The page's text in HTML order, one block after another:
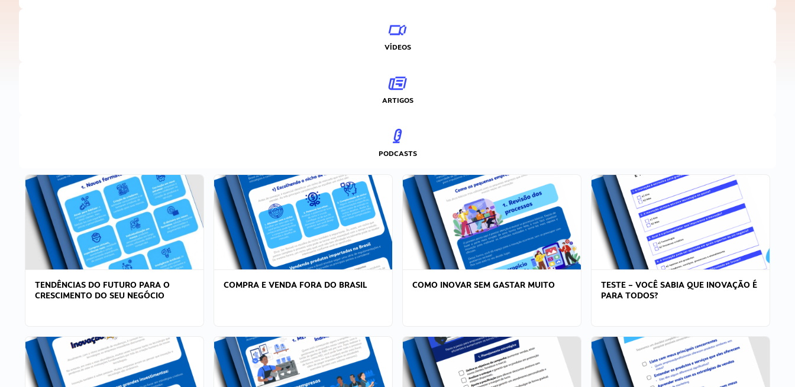
VÍDEOS
ARTIGOS
PODCASTS
TENDÊNCIAS DO FUTURO PARA O
CRESCIMENTO DO SEU NEGÓCIO
COMPRA E VENDA FORA DO BRASIL COMO INOVAR SEM GASTAR MUITO
TESTE – VOCÊ SABIA QUE INOVAÇÃO É
PARA TODOS?